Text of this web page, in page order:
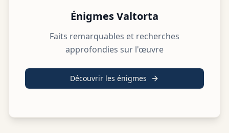
Énigmes Valtorta
Faits remarquables et recherches
approfondies sur l'œuvre
Découvrir les énigmes